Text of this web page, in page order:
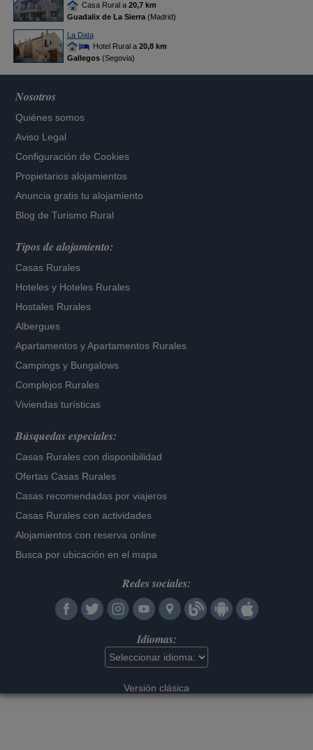
Casa Rural a 20,7 km
Guadalix de La Sierra(Madrid)
La Data
Hotel Rural a 20,8 km
Gallegos(Segovia)
Nosotros
Quiénes somos
Aviso Legal
Configuración de Cookies
Propietarios alojamientos
Anuncia gratis tu alojamiento
Blog de Turismo Rural
Tipos de alojamiento:
Casas Rurales
Hoteles y Hoteles Rurales
Hostales Rurales
Albergues
Apartamentos yApartamentos Rurales
Campings y Bungalows
Complejos Rurales
Viviendas turísticas
Búsquedas especiales:
Casas Rurales con disponibilidad
Ofertas Casas Rurales
Casas recomendadas por viajeros
Casas Rurales con actividades
Alojamientos con reserva online
Busca por ubicación en el mapa
Redes sociales:
Idiomas:
Versión clásica